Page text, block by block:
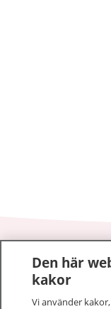
1177 –
På 1177.se får
sjukdomar och
Den här
kakor
Vi använder